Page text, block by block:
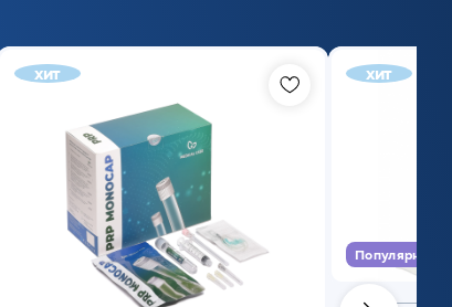
хит хит
Популярный